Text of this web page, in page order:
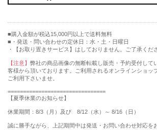
購入金額が税込15,000円以上で送料無料
・発送・問い合わせの定休日：水・土・日曜日
・【お取り置きサービス】はしておりません。ご了承くだ
【注意】 弊社の商品画像の無断転載し販売・予約受付して
客様から頂いております。ご利用されるオンラインショッ
ご利用下さいませ。
================================
【夏季休業のお知らせ】
休業期間：8/3（月）及び 8/12（水）～ 8/16（日）
誠に勝手ながら、上記期間中は発送・お問い合わせ対応を